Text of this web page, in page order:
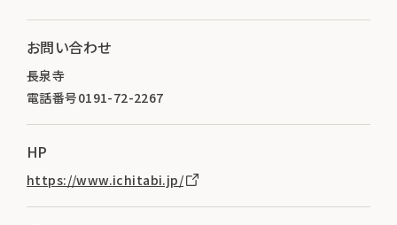
お問い合わせ
長泉寺
電話番号0191-72-2267
HP
https://www.ichitabi.jp/